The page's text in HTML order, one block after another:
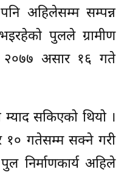
अहिलेसम्म सम्पन्न
पुलले ग्रामीण
२०७७ असार १६ गते
सकिएको थियो ।
१० गतेसम्म सक्ने गरी
निर्माणकार्य अहिले